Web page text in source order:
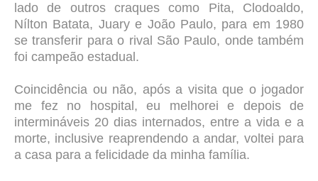
lado de outros craques como Pita, Clodoaldo,
Nílton Batata, Juary e João Paulo, para em 1980
se transferir para o rival São Paulo, onde também
foi campeão estadual.
Coincidência ou não, após a visita que o jogador
me fez no hospital, eu melhorei e depois de
intermináveis 20 dias internados, entre a vida e a
morte, inclusive reaprendendo a andar, voltei para
a casa para a felicidade da minha família.